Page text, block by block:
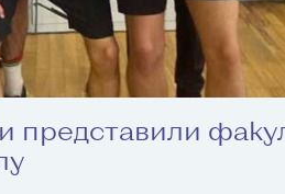
представили